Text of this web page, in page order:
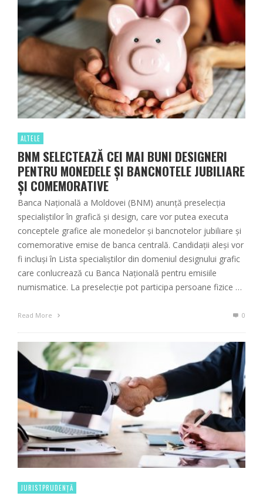
ALTELE
BNM SELECTEAZĂ CEI MAI BUNI DESIGNERI
PENTRU MONEDELE ȘI BANCNOTELE JUBILIARE
ȘI COMEMORATIVE
Banca Națională a Moldovei (BNM) anunță preselecția
specialiștilor în grafică și design, care vor putea executa
conceptele grafice ale monedelor și bancnotelor jubiliare și
comemorative emise de banca centrală. Candidații aleși vor
fi incluși în Lista specialiștilor din domeniul designului grafic
care conlucrează cu Banca Națională pentru emisiile
numismatice. La preselecție pot participa persoane fizice …
Read More 0
JURISTPRUDENȚĂ